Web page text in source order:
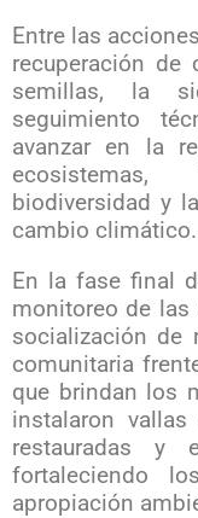
Entre las
recuperación de
semillas, la
seguimiento
avanzar en la
biodiversidad y
cambio climático.
En la fase final
monitoreo de las
socialización de
comunitaria
que brindan los
instalaron
restauradas y
fortaleciendo
apropiación